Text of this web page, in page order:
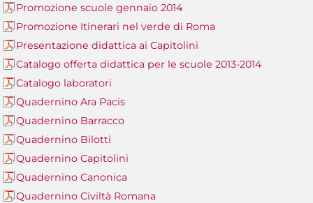
Promozione scuole gennaio 2014
Promozione Itinerari nel verde di Roma
Presentazione didattica ai Capitolini
Catalogo offerta didattica per le scuole 2013-2014
Catalogo laboratori
Quadernino Ara Pacis
Quadernino Barracco
Quadernino Bilotti
Quadernino Capitolini
Quadernino Canonica
Quadernino Civiltà Romana